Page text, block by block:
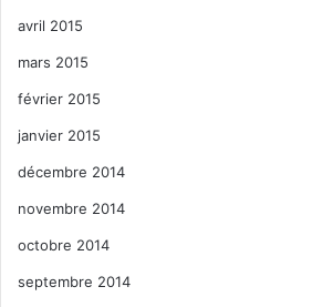
avril 2015
mars 2015
février 2015
janvier 2015
décembre 2014
novembre 2014
octobre 2014
septembre 2014